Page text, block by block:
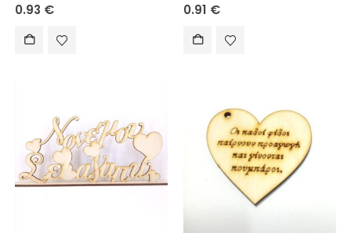
0.93 € 0.91 €